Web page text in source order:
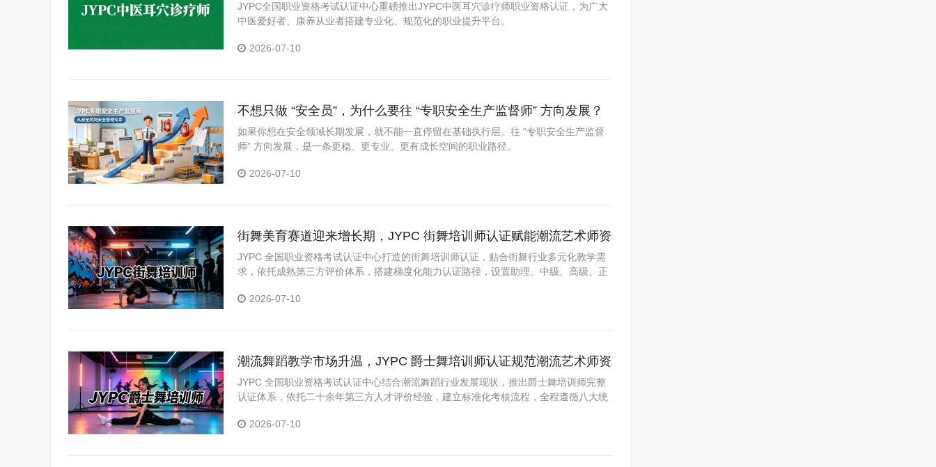
赛道
JYPC全国职业资格考试认证中心重磅推出JYPC中医耳穴诊疗师职业资格认证，为广大
中医爱好者、康养从业者搭建专业化、规范化的职业提升平台。
2026-07-10
不想只做 “安全员”，为什么要往 “专职安全生产监督师” 方向发展？
如果你想在安全领域长期发展，就不能一直停留在基础执行层。往 “专职安全生产监督
师” 方向发展，是一条更稳、更专业、更有成长空间的职业路径。
2026-07-10
街舞美育赛道迎来增长期，JYPC 街舞培训师认证赋能潮流艺术师资
职业进阶
JYPC 全国职业资格考试认证中心打造的街舞培训师认证，贴合街舞行业多元化教学需
求，依托成熟第三方评价体系，搭建梯度化能力认证路径，设置助理、中级、高级、正
2026-07-10
潮流舞蹈教学市场升温，JYPC 爵士舞培训师认证规范潮流艺术师资
评价标准
JYPC 全国职业资格考试认证中心结合潮流舞蹈行业发展现状，推出爵士舞培训师完整
认证体系，依托二十余年第三方人才评价经验，建立标准化考核流程，全程遵循八大统
2026-07-10